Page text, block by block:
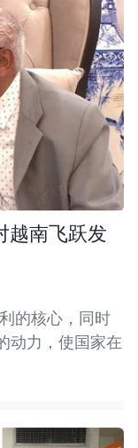
越南飞跃发
的核心，同时
动力，使国家在